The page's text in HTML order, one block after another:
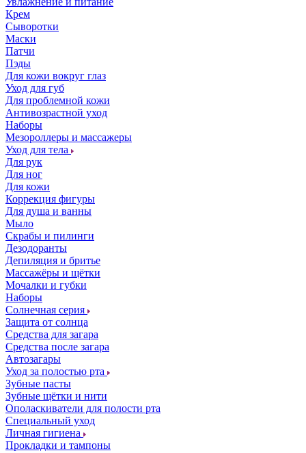
Крем
Сыворотки
Маски
Патчи
Пэды
Для кожи вокруг глаз
Уход для губ
Для проблемной кожи
Антивозрастной уход
Наборы
Мезороллеры и массажеры
Уход для тела
Для рук
Для ног
Для кожи
Коррекция фигуры
Для душа и ванны
Мыло
Скрабы и пилинги
Дезодоранты
Депиляция и бритье
Массажёры и щётки
Мочалки и губки
Наборы
Солнечная серия
Защита от солнца
Средства для загара
Средства после загара
Автозагары
Уход за полостью рта
Зубные пасты
Зубные щётки и нити
Ополаскиватели для полости рта
Специальный уход
Личная гигиена
Прокладки и тампоны